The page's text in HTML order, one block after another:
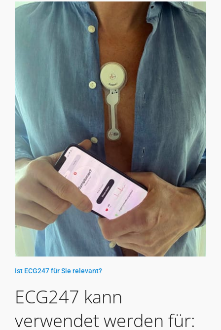
Ist ECG247 für Sie relevant?
ECG247 kann
verwendet werden für: